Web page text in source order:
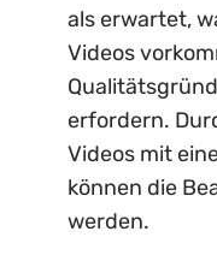
als erwartet,
Videos
erfordern.
Videos mit
können die
werden.